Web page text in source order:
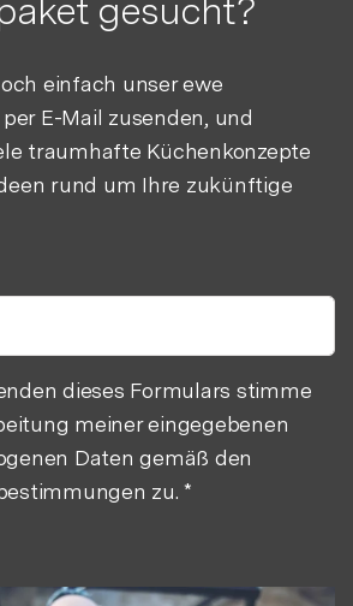
gesucht?
einfach unser ewe
E-Mail zusenden, und
traumhafte Küchenkonzepte
rund um Ihre zukünftige
dieses Formulars stimme
meiner eingegebenen
Daten gemäß den
zu. *